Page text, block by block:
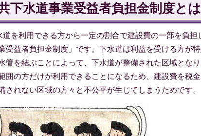
下水道事業受益者負担金制度とは
道を利用できる方から一定の割合で建設費の一部を負
受益者負担金制度」です。下水道は利益を受ける方が
管を結ぶことによって、下水道が整備された区域とな
囲の方だけが利用できることになるため、建設費を税
されない区域の方々と不公平が生じてしまうためです。